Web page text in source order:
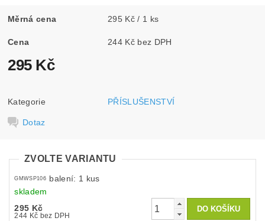
Měrná cena 295 Kč / 1 ks
Cena 244 Kč bez DPH
295 Kč
Kategorie PŘÍSLUŠENSTVÍ
Dotaz
ZVOLTE VARIANTU
GMWSP106
balení: 1 kus
skladem
295 Kč
244 Kč bez DPH